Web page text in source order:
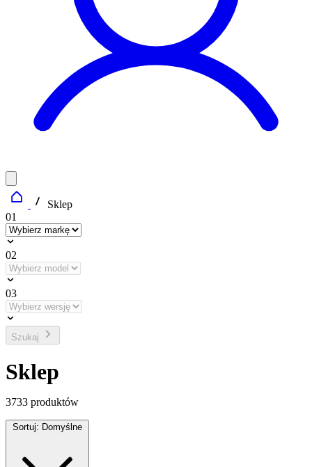
Sklep
01
02
03
Szukaj
Sklep
3733 produktów
Sortuj: Domyślne